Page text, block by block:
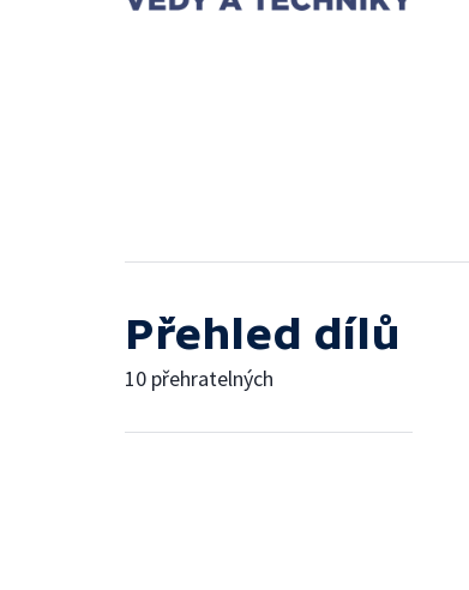
Přehled dílů
10 přehratelných